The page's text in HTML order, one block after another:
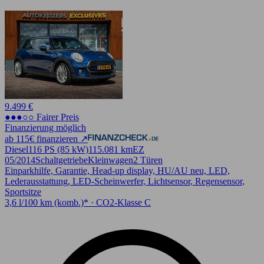
9.499 €
●●●○○ Fairer Preis
Finanzierung möglich
ab 115€ finanzieren ↗
Diesel116 PS (85 kW)115.081 kmEZ
05/2014SchaltgetriebeKleinwagen2 Türen
Einparkhilfe, Garantie, Head-up display, HU/AU neu, LED,
Lederausstattung, LED-Scheinwerfer, Lichtsensor, Regensensor,
Sportsitze
3,6 l/100 km (komb.)* · CO2-Klasse C